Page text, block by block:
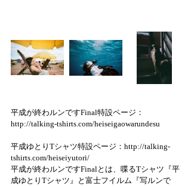
平成が終わルンですFinal特設ページ：
http://talking-tshirts.com/heiseigaowarundesu
平成ゆとりTシャツ特設ページ： http://talking-
tshirts.com/heiseiyutori/
平成が終わルンですFinalとは、喋るTシャツ『平
成ゆとりTシャツ』と富士フイルム『写ルンで